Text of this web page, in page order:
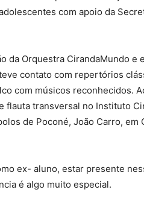
com apoio da
da Orquestra CirandaMundo
contato com repertórios
com músicos reconhecidos.
transversal no Instituto
de Poconé, João Carro, em
ex- aluno, estar presente
é algo muito especial.